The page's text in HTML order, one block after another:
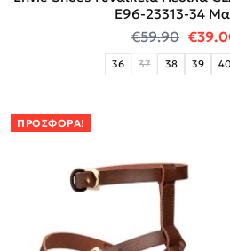
E96-23313-34
€59.90 €
36 37 38 39 40
ΠΡΟΣΦΟΡΆ!